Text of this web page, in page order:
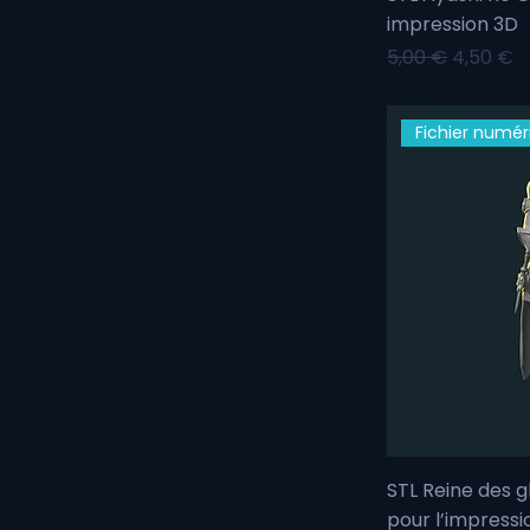
impression 3D
Prix original
5,00 € Prix
4,50 €
Fichier
STL Reine des
pour